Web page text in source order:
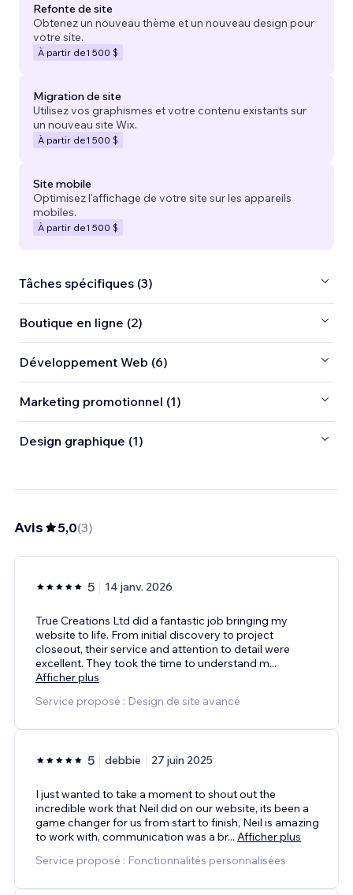
Refonte de site
Obtenez un nouveau thème et un nouveau design pour
votre site.
À partir de1 500 $
Migration de site
Utilisez vos graphismes et votre contenu existants sur
un nouveau site Wix.
À partir de1 500 $
Site mobile
Optimisez l'affichage de votre site sur les appareils
mobiles.
À partir de1 500 $
Tâches spécifiques (3)
Boutique en ligne (2)
Développement Web (6)
Marketing promotionnel (1)
Design graphique (1)
Avis 5,0(3)
5 14 janv. 2026
True Creations Ltd did a fantastic job bringing my
website to life. From initial discovery to project
closeout, their service and attention to detail were
excellent. They took the time to understand m...
Afficher plus
Service proposé : Design de site avancé
5 debbie 27 juin 2025
I just wanted to take a moment to shout out the
incredible work that Neil did on our website, its been a
game changer for us from start to finish, Neil is amazing
to work with, communication was a br... Afficher plus
Service proposé : Fonctionnalités personnalisées